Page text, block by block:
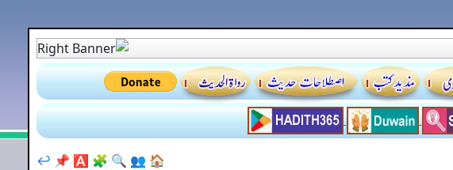
🏠
👥
🔍
🧩
🅰️
📌
↩️